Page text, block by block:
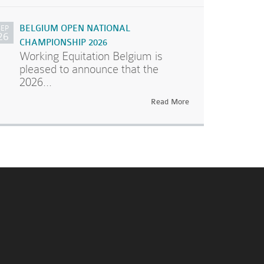
BELGIUM OPEN NATIONAL
CHAMPIONSHIP 2026
Working Equitation Belgium is
pleased to announce that the
2026...
Read More